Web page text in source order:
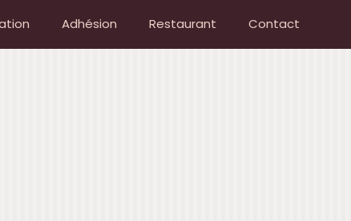
Adhésion Restaurant Contact